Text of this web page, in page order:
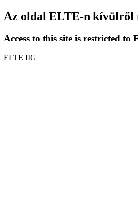
Az oldal ELTE-n kívülről
Access to this site is restricted to
ELTE IIG